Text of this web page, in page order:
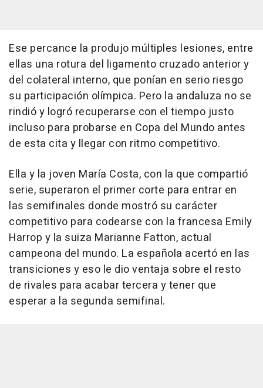
Ese percance la produjo múltiples lesiones, entre
ellas una rotura del ligamento cruzado anterior y
del colateral interno, que ponían en serio riesgo
su participación olímpica. Pero la andaluza no se
rindió y logró recuperarse con el tiempo justo
incluso para probarse en Copa del Mundo antes
de esta cita y llegar con ritmo competitivo.
Ella y la joven María Costa, con la que compartió
serie, superaron el primer corte para entrar en
las semifinales donde mostró su carácter
competitivo para codearse con la francesa Emily
Harrop y la suiza Marianne Fatton, actual
campeona del mundo. La española acertó en las
transiciones y eso le dio ventaja sobre el resto
de rivales para acabar tercera y tener que
esperar a la segunda semifinal.